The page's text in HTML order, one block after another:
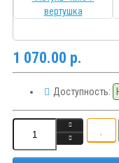
1 070.00 р.
Доступность: